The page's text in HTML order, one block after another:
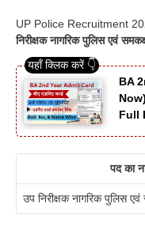
UP Police Recruitment
निरीक्षक नागरिक पुलिस एवं
BA
Full
पद का
उप निरीक्षक नागरिक पुलिस